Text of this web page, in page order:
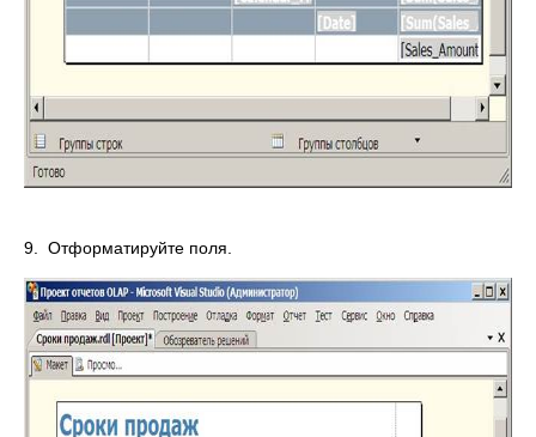
9. Отформатируйте поля.